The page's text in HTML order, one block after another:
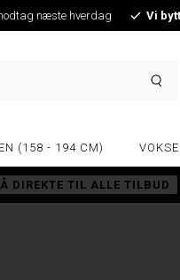
næste hverdag Vi
(158 - 194 CM)
DIREKTE TIL ALLE TILBUD